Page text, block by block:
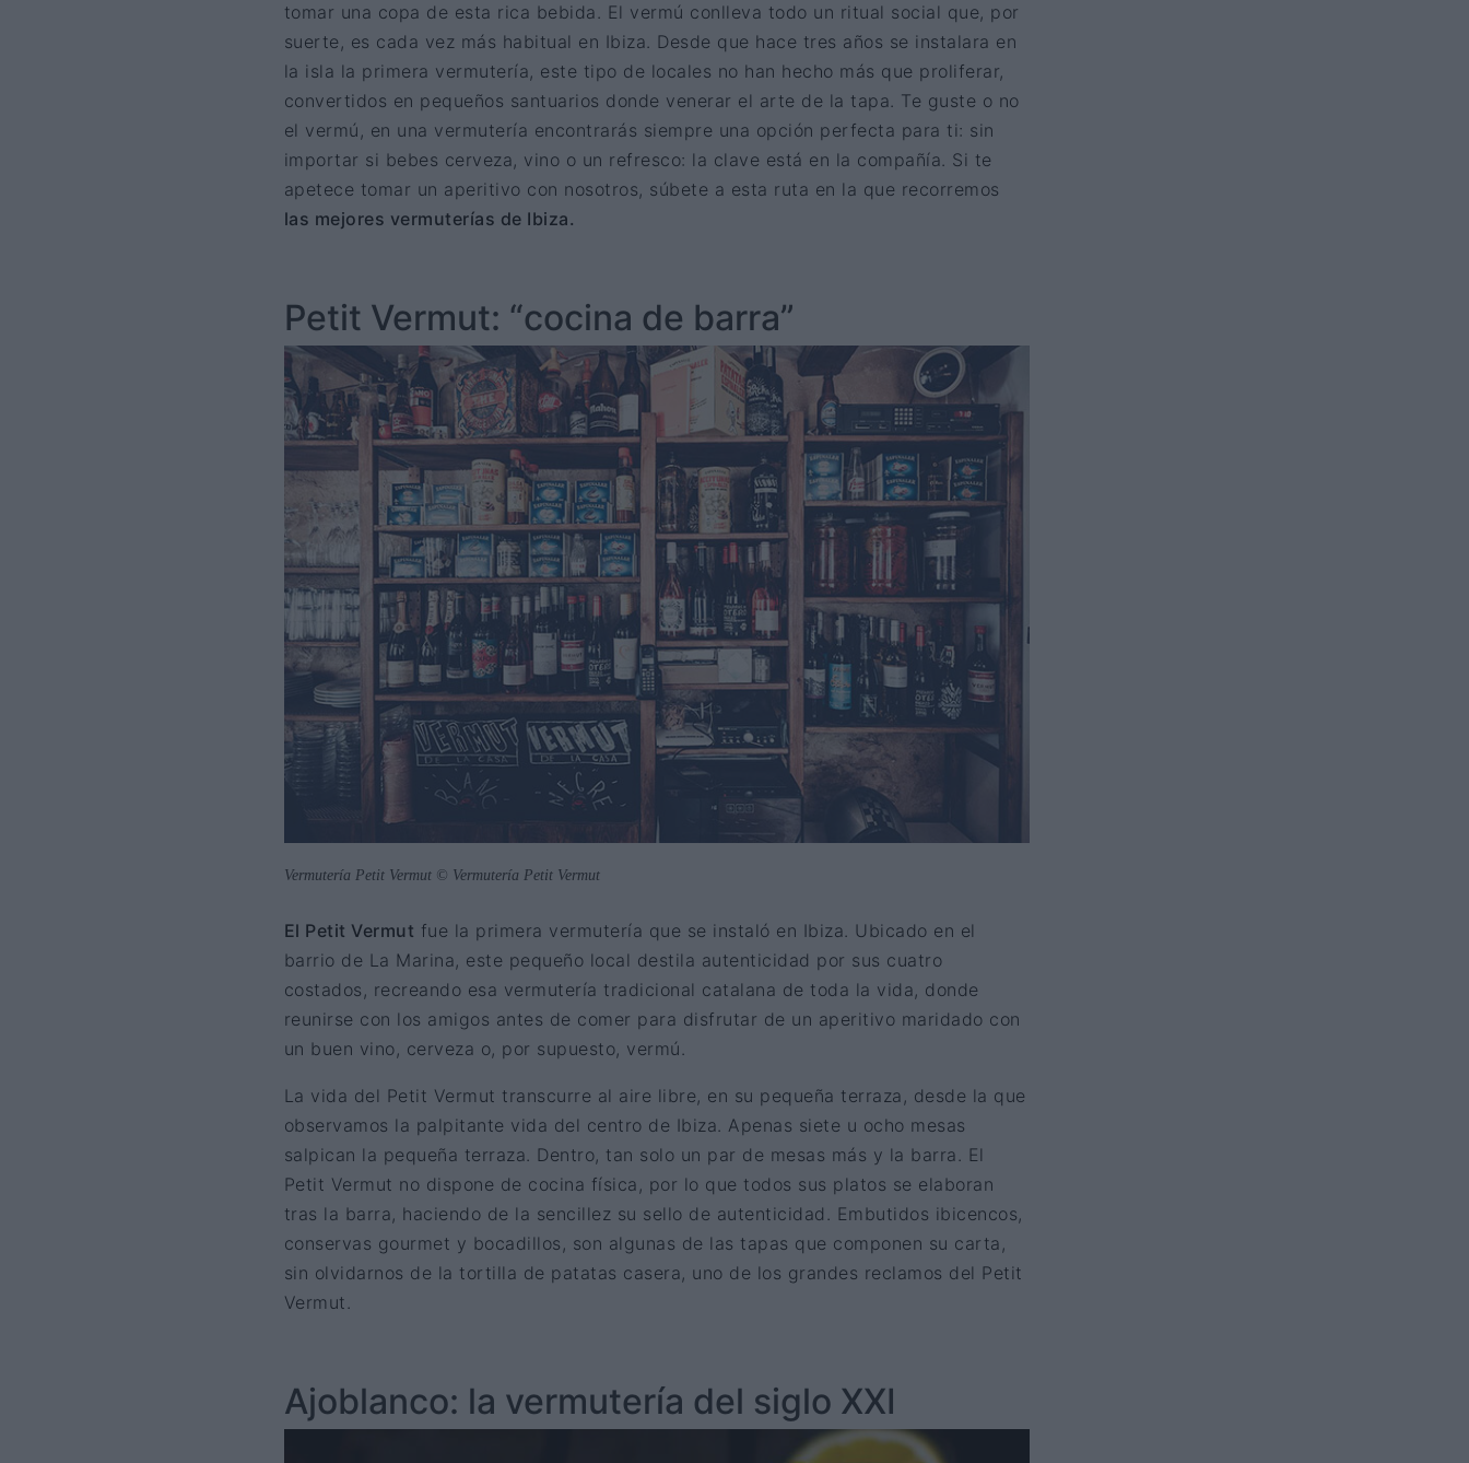
tomar una copa de esta rica bebida. El vermú conlleva todo un ritual social que, por
suerte, es cada vez más habitual en Ibiza. Desde que hace tres años se instalara en
la isla la primera vermutería, este tipo de locales no han hecho más que proliferar,
convertidos en pequeños santuarios donde venerar el arte de la tapa. Te guste o no
el vermú, en una vermutería encontrarás siempre una opción perfecta para ti: sin
importar si bebes cerveza, vino o un refresco: la clave está en la compañía. Si te
apetece tomar un aperitivo con nosotros, súbete a esta ruta en la que recorremos
las mejores vermuterías de Ibiza.
Petit Vermut: “cocina de barra”
Vermutería Petit Vermut © Vermutería Petit Vermut
El Petit Vermut fue la primera vermutería que se instaló en Ibiza. Ubicado en el
barrio de La Marina, este pequeño local destila autenticidad por sus cuatro
costados, recreando esa vermutería tradicional catalana de toda la vida, donde
reunirse con los amigos antes de comer para disfrutar de un aperitivo maridado con
un buen vino, cerveza o, por supuesto, vermú.
La vida del Petit Vermut transcurre al aire libre, en su pequeña terraza, desde la que
observamos la palpitante vida del centro de Ibiza. Apenas siete u ocho mesas
salpican la pequeña terraza. Dentro, tan solo un par de mesas más y la barra. El
Petit Vermut no dispone de cocina física, por lo que todos sus platos se elaboran
tras la barra, haciendo de la sencillez su sello de autenticidad. Embutidos ibicencos,
conservas gourmet y bocadillos, son algunas de las tapas que componen su carta,
sin olvidarnos de la tortilla de patatas casera, uno de los grandes reclamos del Petit
Vermut.
Ajoblanco: la vermutería del siglo XXI